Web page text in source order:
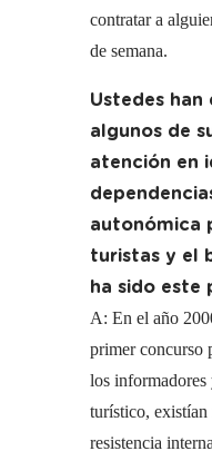
contratar a
de semana.
Ustedes
algunos de
atención en
autonómica
turistas y el
ha sido este
A: En el año
primer concurso
los informadores
turístico, existían
resistencia